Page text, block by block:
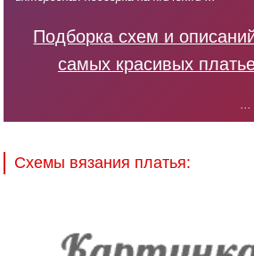
Подборка схем и
самых красивых
...
Схемы вязания платья: